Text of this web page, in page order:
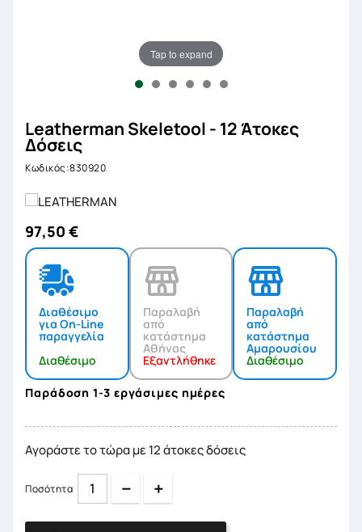
Tap to expand
Leatherman Skeletool - 12 Άτοκες
Δόσεις
Κωδικός:830920
97,50 €
Διαθέσιμο
για On-Line
παραγγελία
Διαθέσιμο
Παραλαβή
από
κατάστημα
Αθήνας
Εξαντλήθηκε
Παραλαβή
από
κατάστημα
Αμαρουσίου
Διαθέσιμο
Παράδοση 1-3 εργάσιμες ημέρες
Αγοράστε το τώρα με 12 άτοκες δόσεις
Ποσότητα Quantity